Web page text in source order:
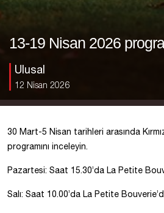
13-19 Nisan 2026
Ulusal
12 Nisan 2026
30 Mart-5 Nisan tarihleri arasında
programını inceleyin.
Pazartesi: Saat 15.30’da La Petite
Salı: Saat 10.00’da La Petite